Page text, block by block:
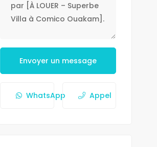
Envoyer un message
WhatsApp Appel